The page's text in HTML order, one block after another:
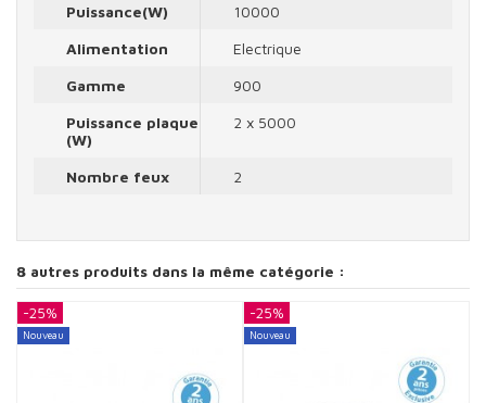
Puissance(W)
10000
Alimentation
Electrique
Gamme
900
Puissance plaque
(W)
2 x 5000
Nombre feux 2
8 autres produits dans la même catégorie :
-25%
Nouveau
-25%
Nouveau